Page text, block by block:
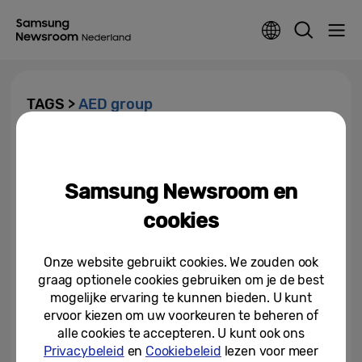
TAGS >AED group
08-01-2018
Samsung Newsroom en
cookies
Onze website gebruikt cookies. We zouden ook
graag optionele cookies gebruiken om je de best
mogelijke ervaring te kunnen bieden. U kunt
ervoor kiezen om uw voorkeuren te beheren of
alle cookies te accepteren. U kunt ook ons
Privacybeleid en Cookiebeleid lezen voor meer